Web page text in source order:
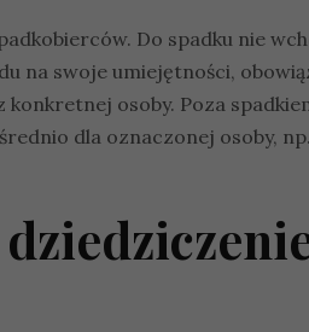
Do spadku nie
na swoje umiejętności,
osoby. Poza
dla oznaczonej osoby,